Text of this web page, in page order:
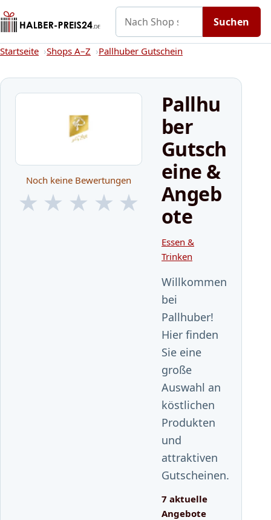
Startseite
GutscheineShops A–ZKategorien
Nach Shop suchen
Suchen
Startseite Shops A–Z Pallhuber Gutschein
Noch keine Bewertungen
★ ★ ★ ★ ★
Pallhu
ber
Gutsch
eine &
Angeb
ote
Essen &
Trinken
Willkommen
bei
Pallhuber!
Hier finden
Sie eine
große
Auswahl an
köstlichen
Produkten
und
attraktiven
Gutscheinen.
7 aktuelle
Angebote